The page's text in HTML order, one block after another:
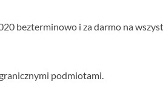
bezterminowo i za darmo na
podmiotami.